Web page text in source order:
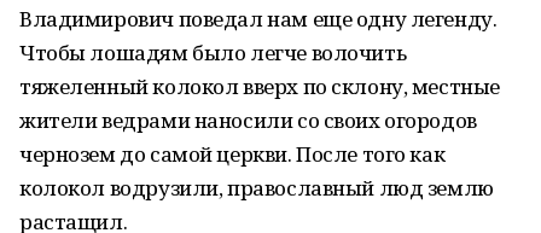
Владимирович поведал нам еще одну легенду.
Чтобы лошадям было легче волочить
тяжеленный колокол вверх по склону, местные
жители ведрами наносили со своих огородов
чернозем до самой церкви. После того как
колокол водрузили, православный люд землю
растащил.